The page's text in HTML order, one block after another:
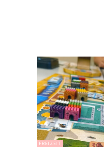
FREIZEIT